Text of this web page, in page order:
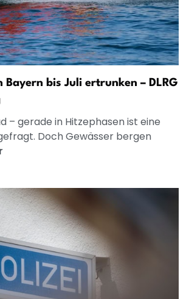
Bayern bis Juli ertrunken – DLRG
– gerade in Hitzephasen ist eine
Doch Gewässer bergen